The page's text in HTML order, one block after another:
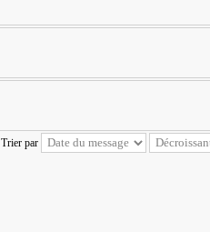
Trier par